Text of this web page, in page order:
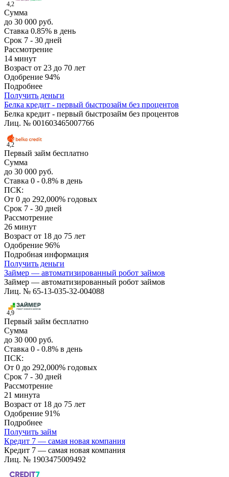
4,2
Сумма
до 30 000 руб.
Ставка 0.85% в день
Срок 7 - 30 дней
Рассмотрение
14 минут
Возраст от 23 до 70 лет
Одобрение 94%
Подробнее
Получить деньги
Белка кредит - первый быстрозайм без процентов
Белка кредит - первый быстрозайм без процентов
Лиц. № 001603465007766
4,2
Первый займ бесплатно
Сумма
до 30 000 руб.
Ставка 0 - 0.8% в день
ПСК:
От 0 до 292,000% годовых
Срок 7 - 30 дней
Рассмотрение
26 минут
Возраст от 18 до 75 лет
Одобрение 96%
Подробная информация
Получить деньги
Займер — автоматизированный робот займов
Займер — автоматизированный робот займов
Лиц. № 65-13-035-32-004088
4,9
Первый займ бесплатно
Сумма
до 30 000 руб.
Ставка 0 - 0.8% в день
ПСК:
От 0 до 292,000% годовых
Срок 7 - 30 дней
Рассмотрение
21 минута
Возраст от 18 до 75 лет
Одобрение 91%
Подробнее
Получить займ
Кредит 7 — самая новая компания
Кредит 7 — самая новая компания
Лиц. № 1903475009492